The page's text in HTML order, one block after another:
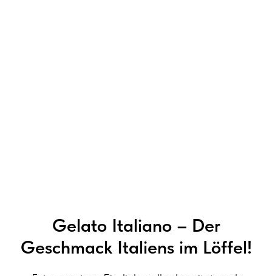
Gelato Italiano – Der
Geschmack Italiens im Löffel!